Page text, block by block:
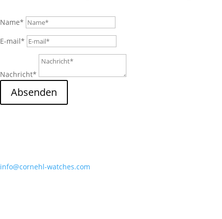
Name*
E-mail*
Nachricht*
Absenden
info@cornehl-watches.com